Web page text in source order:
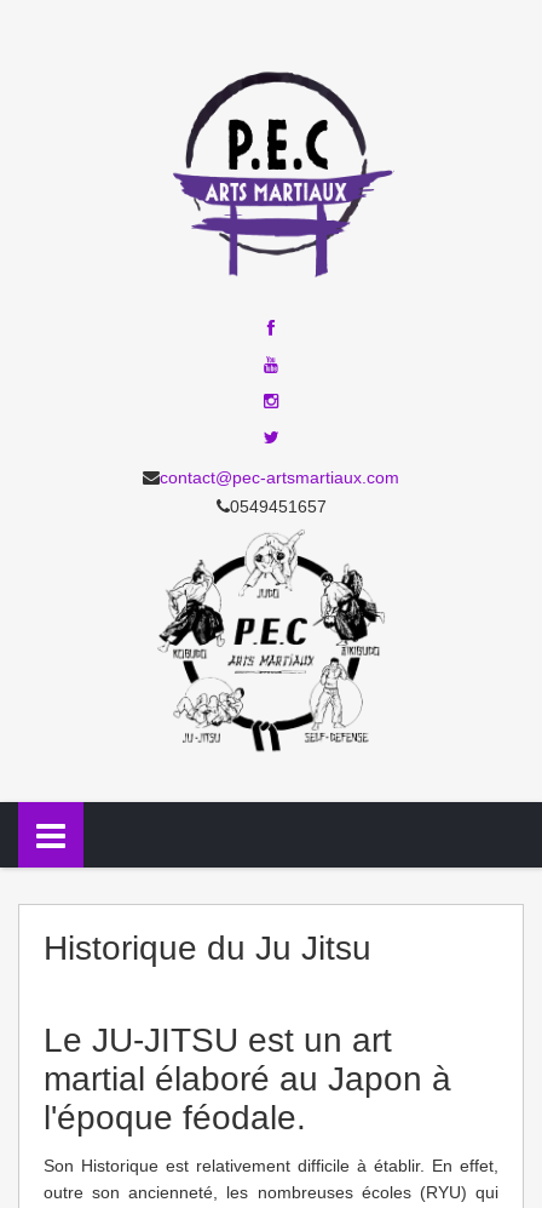
contact@pec-artsmartiaux.com
0549451657
Historique du Ju Jitsu
Le JU-JITSU est un art
martial élaboré au Japon à
l'époque féodale.
Son Historique est relativement difficile à établir. En effet,
outre son ancienneté, les nombreuses écoles (RYU) qui